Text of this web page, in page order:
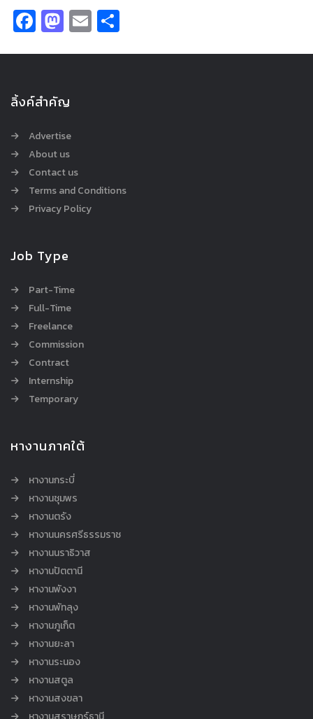
Facebook
Mastodon
Email
ลิ้งค์สำคัญ
Advertise
About us
Contact us
Terms and Conditions
Privacy Policy
Job Type
Part-Time
Full-Time
Freelance
Commission
Contract
Internship
Temporary
หางานภาคใต้
หางานกระบี่
หางานชุมพร
หางานตรัง
หางานนครศรีธรรมราช
หางานนราธิวาส
หางานปัตตานี
หางานพังงา
หางานพัทลุง
หางานภูเก็ต
หางานยะลา
หางานระนอง
หางานสตูล
หางานสงขลา